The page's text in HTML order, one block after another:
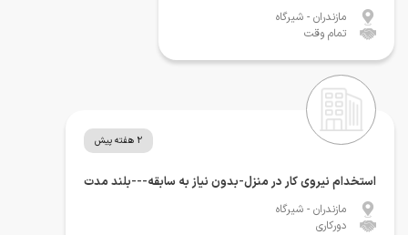
مازندران - شیرگاه
تمام وقت
2 هفته پیش
استخدام نیروی کار در منزل-بدون نیاز به سابقه---بلند مدت
مازندران - شیرگاه
دورکاری